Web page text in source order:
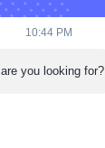
10:44 PM
you looking for?